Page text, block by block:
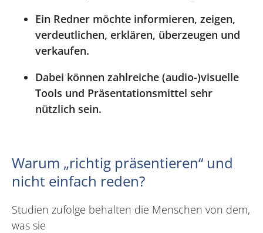
Ein Redner möchte informieren, zeigen,
verdeutlichen, erklären, überzeugen und
verkaufen.
Dabei können zahlreiche (audio-)visuelle
Tools und Präsentationsmittel sehr
nützlich sein.
Warum „richtig präsentieren“ und
nicht einfach reden?
Studien zufolge behalten die Menschen von dem,
was sie